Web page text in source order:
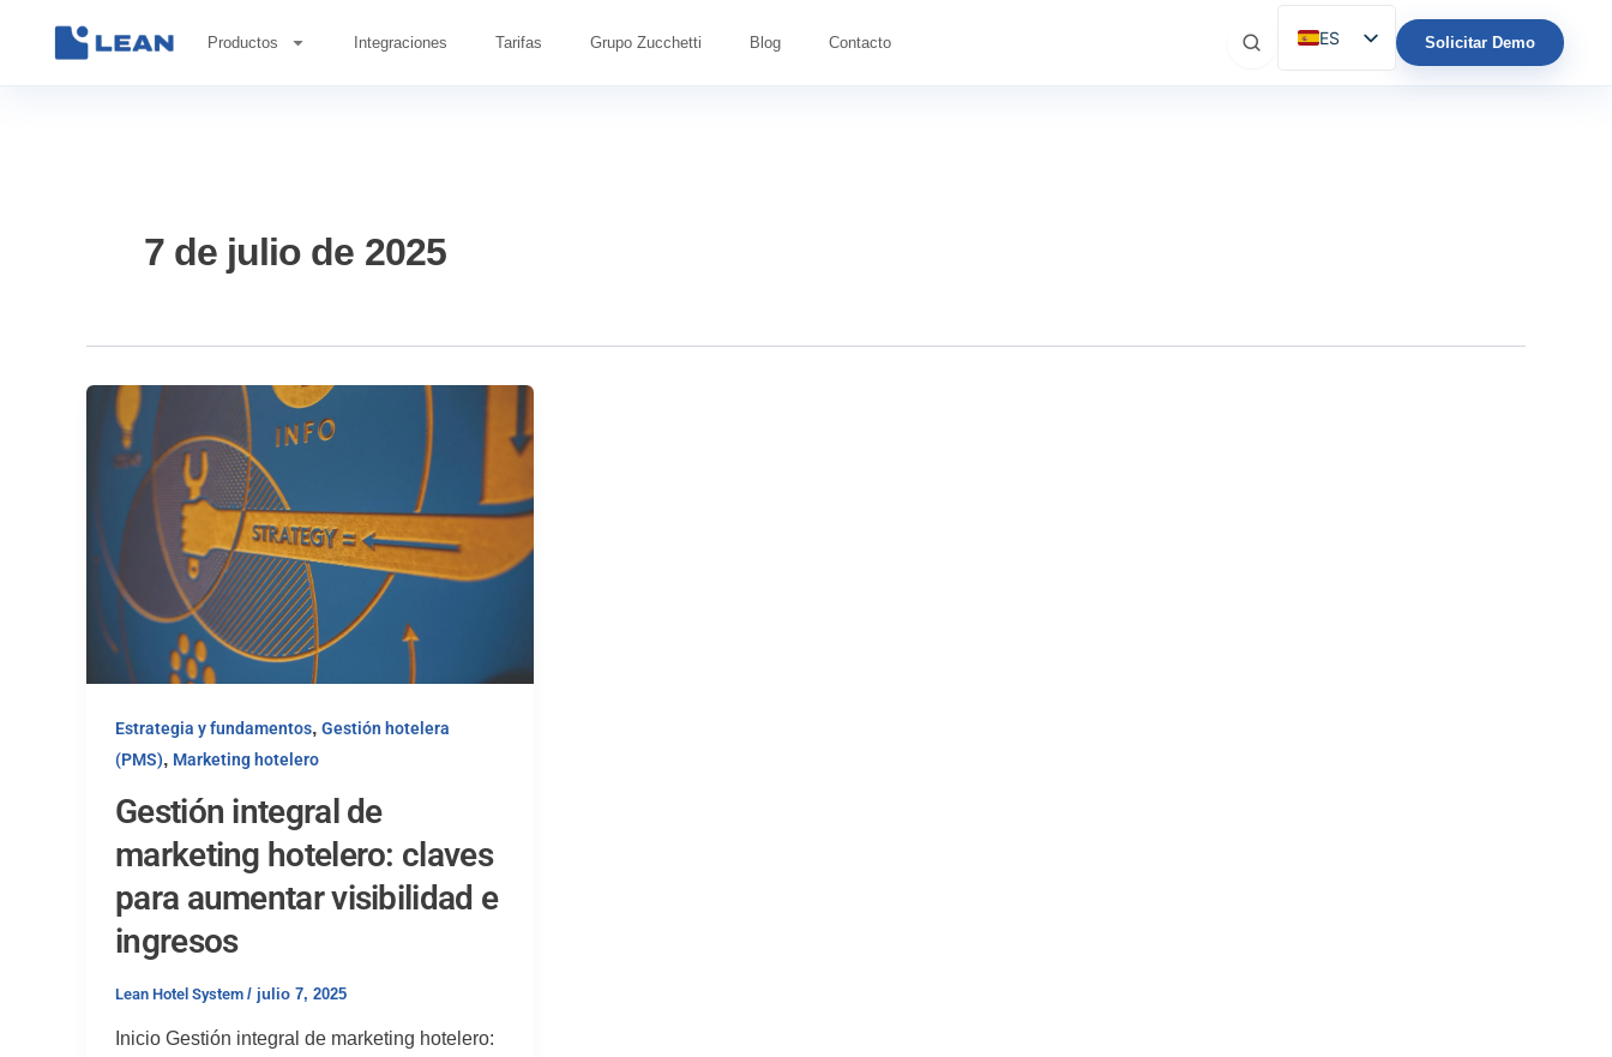
Productos Integraciones Tarifas Grupo Zucchetti Blog Contacto
ES
EN
Solicitar Demo
7 de julio de 2025
Estrategia y fundamentos, Gestión hotelera
(PMS), Marketing hotelero
Gestión integral de
marketing hotelero: claves
para aumentar visibilidad e
ingresos
Lean Hotel System / julio 7, 2025
Inicio Gestión integral de marketing hotelero: